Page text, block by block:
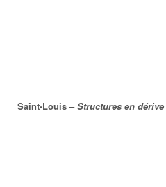
Saint-Louis –Structures en dérive